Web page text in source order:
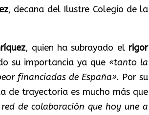
, decana del Ilustre Colegio de la
, quien ha subrayado el rigor
su importancia ya que «tanto la
financiadas de España». Por su
de trayectoria es mucho más que
de colaboración que hoy une a